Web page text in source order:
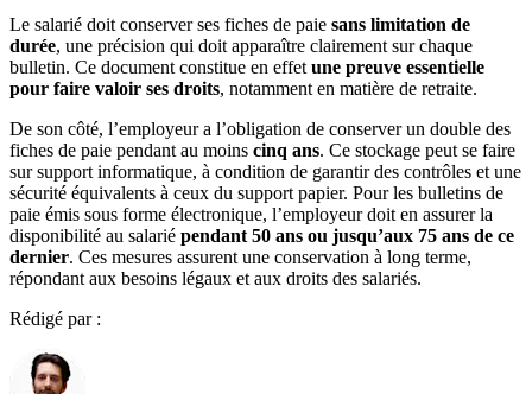
Le salarié doit conserver ses fiches de paie sans limitation de
durée, une précision qui doit apparaître clairement sur chaque
bulletin. Ce document constitue en effet une preuve essentielle
pour faire valoir ses droits, notamment en matière de retraite.
De son côté, l’employeur a l’obligation de conserver un double des
fiches de paie pendant au moins cinq ans. Ce stockage peut se faire
sur support informatique, à condition de garantir des contrôles et une
sécurité équivalents à ceux du support papier. Pour les bulletins de
paie émis sous forme électronique, l’employeur doit en assurer la
disponibilité au salarié pendant 50 ans ou jusqu’aux 75 ans de ce
dernier. Ces mesures assurent une conservation à long terme,
répondant aux besoins légaux et aux droits des salariés.
Rédigé par :